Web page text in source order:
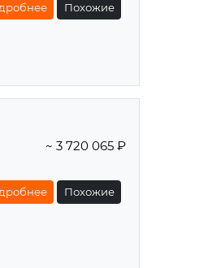
Похожие
~ 3 720 065 ₽
Похожие